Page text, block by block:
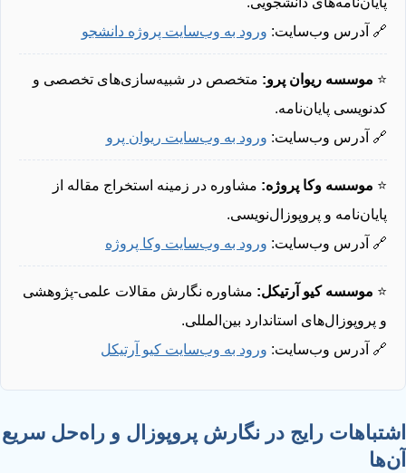
🔗 آدرس وب‌سایت: ورود به وب‌سایت پروژه دانشجو
⭐ موسسه ریوان پرو: متخصص در شبیه‌سازی‌های تخصصی و
کدنویسی پایان‌نامه.
🔗 آدرس وب‌سایت: ورود به وب‌سایت ریوان پرو
⭐ موسسه وکا پروژه: مشاوره در زمینه استخراج مقاله از
پایان‌نامه و پروپوزال‌نویسی.
🔗 آدرس وب‌سایت: ورود به وب‌سایت وکا پروژه
⭐ موسسه کیو آرتیکل: مشاوره نگارش مقالات علمی-پژوهشی
و پروپوزال‌های استاندارد بین‌المللی.
🔗 آدرس وب‌سایت: ورود به وب‌سایت کیو آرتیکل
اشتباهات رایج در نگارش پروپوزال و راه‌حل سریع
آن‌ها